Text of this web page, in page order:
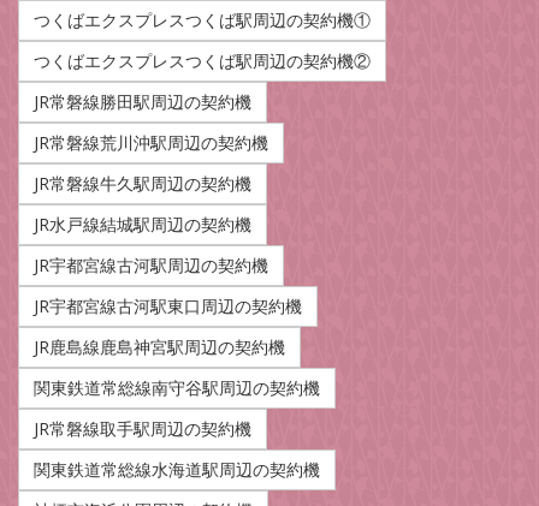
つくばエクスプレスつくば駅周辺の契約機①
つくばエクスプレスつくば駅周辺の契約機②
JR常磐線勝田駅周辺の契約機
JR常磐線荒川沖駅周辺の契約機
JR常磐線牛久駅周辺の契約機
JR水戸線結城駅周辺の契約機
JR宇都宮線古河駅周辺の契約機
JR宇都宮線古河駅東口周辺の契約機
JR鹿島線鹿島神宮駅周辺の契約機
関東鉄道常総線南守谷駅周辺の契約機
JR常磐線取手駅周辺の契約機
関東鉄道常総線水海道駅周辺の契約機